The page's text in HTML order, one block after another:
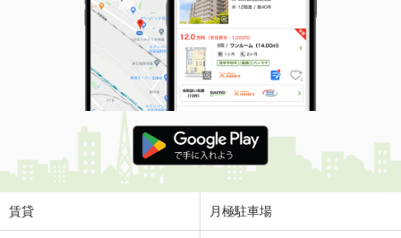
賃貸 月極駐車場